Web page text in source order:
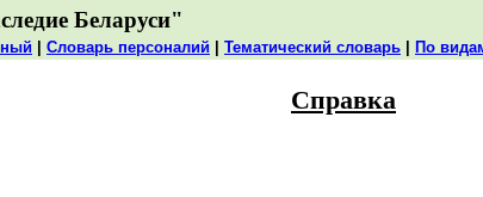
Беларуси"
Словарь персоналий Тематический словарь По
Справка